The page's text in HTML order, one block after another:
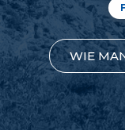
WIE